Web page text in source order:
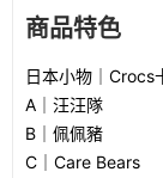
商品特色
日本小物｜Crocs
A｜汪汪隊
B｜佩佩豬
C｜Care Bears